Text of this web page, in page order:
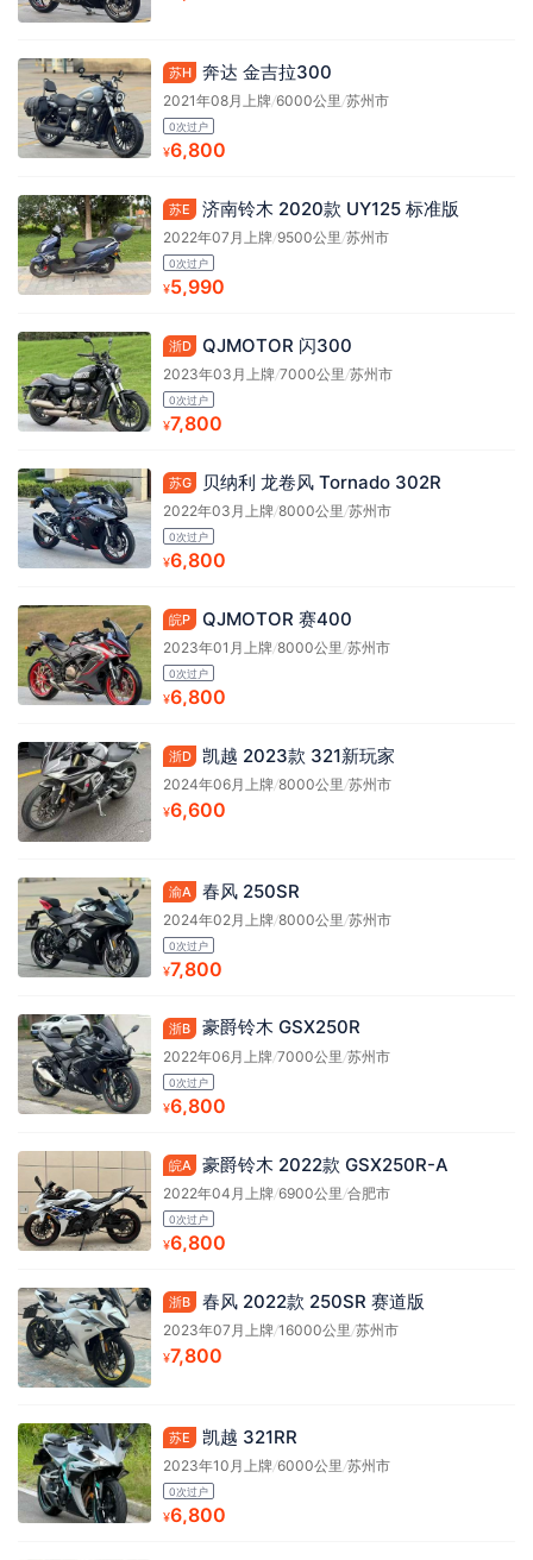
苏H 奔达 金吉拉300
2021年08月上牌/6000公里/苏州市
0次过户
¥6,800
苏E 济南铃木 2020款 UY125 标准版
2022年07月上牌/9500公里/苏州市
0次过户
¥5,990
浙D QJMOTOR 闪300
2023年03月上牌/7000公里/苏州市
0次过户
¥7,800
苏G 贝纳利 龙卷风 Tornado 302R
2022年03月上牌/8000公里/苏州市
0次过户
¥6,800
皖P QJMOTOR 赛400
2023年01月上牌/8000公里 /苏州市
0次过户
¥6,800
浙D 凯越 2023款 321新玩家
2024年06月上牌/8000公里 /苏州市
¥6,600
渝A 春风 250SR
2024年02月上牌/8000公里 /苏州市
0次过户
¥7,800
浙B 豪爵铃木 GSX250R
2022年06月上牌/7000公里 /苏州市
0次过户
¥6,800
皖A 豪爵铃木 2022款 GSX250R-A
2022年04月上牌/6900公里 /合肥市
0次过户
¥6,800
浙B 春风 2022款 250SR 赛道版
2023年07月上牌/16000公里 /苏州市
¥7,800
苏E 凯越 321RR
2023年10月上牌/6000公里 /苏州市
0次过户
¥6,800